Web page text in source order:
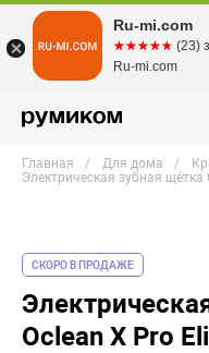
Главная Для дома
Электрическая зубная щётка
СКОРО В ПРОДАЖЕ
Oclean X Pro
Ru-mi.com
☆☆☆☆☆
★★★★★ (23)
Ru-mi.com